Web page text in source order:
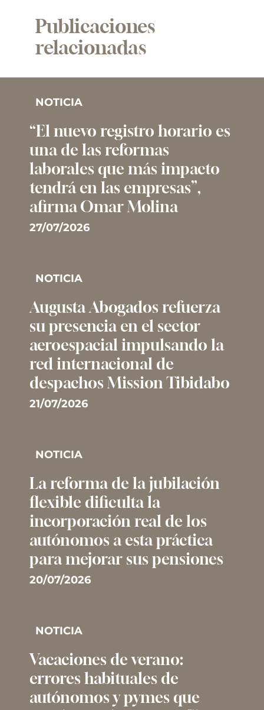
Publicaciones
relacionadas
NOTICIA
“El nuevo registro horario es
una de las reformas
laborales que más impacto
tendrá en las empresas”,
afirma Omar Molina
27/07/2026
NOTICIA
Augusta Abogados refuerza
su presencia en el sector
aeroespacial impulsando la
red internacional de
despachos Mission Tibidabo
21/07/2026
NOTICIA
La reforma de la jubilación
flexible dificulta la
incorporación real de los
autónomos a esta práctica
para mejorar sus pensiones
20/07/2026
NOTICIA
Vacaciones de verano:
errores habituales de
autónomos y pymes que